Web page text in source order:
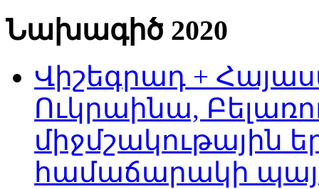
Նախագիծ 2020
Վիշեգրադ +
Ուկրաինա,
միջմշակութային
համաճարակի